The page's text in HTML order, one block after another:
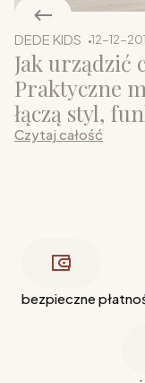
DEDE KIDS 12-12-
Jak urządzić
Praktyczne
łączą styl,
Czytaj całość
bezpieczne